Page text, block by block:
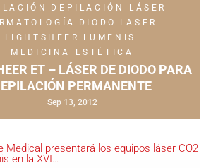
DEPILACIÓN LÁSER
DIODO
LASER
LIGHTSHEER
LUMENIS
MEDICINA ESTÉTICA
ET – LÁSER DE DIODO PARA
PERMANENTE
Sep 13, 2012